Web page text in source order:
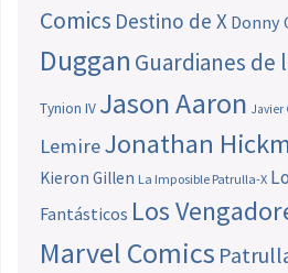
Comics Destino de X Donny
Duggan Guardianes de
Tynion IV Jason Aaron Javier
LemireJonathan
Kieron Gillen La Imposible Patrulla-X
Fantásticos Los
Marvel Comics